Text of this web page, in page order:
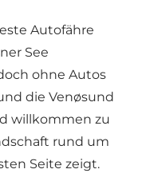
Autofähre
See
ohne Autos
die Venøsund
willkommen zu
rund um
Seite zeigt.